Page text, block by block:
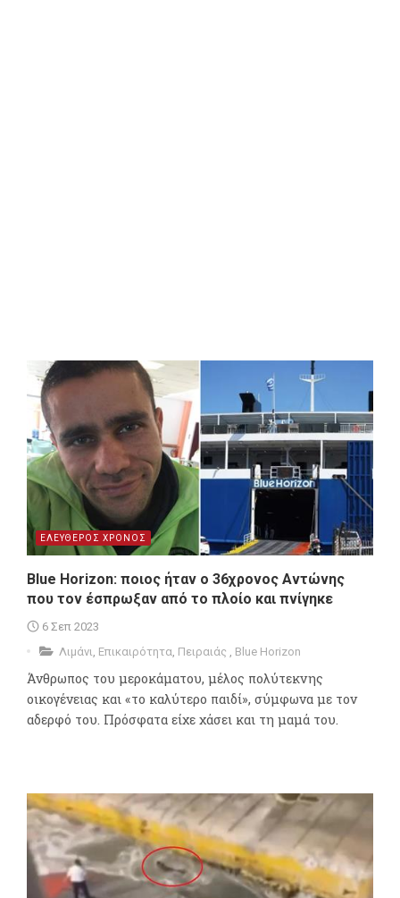
ΕΛΕΥΘΕΡΟΣ ΧΡΟΝΟΣ
Blue Horizon: ποιος ήταν ο 36χρονος Αντώνης
που τον έσπρωξαν από το πλοίο και πνίγηκε
6 Σεπ 2023
Λιμάνι, Επικαιρότητα, Πειραιάς , Blue Horizon
Άνθρωπος του μεροκάματου, μέλος πολύτεκνης
οικογένειας και «το καλύτερο παιδί», σύμφωνα με τον
αδερφό του. Πρόσφατα είχε χάσει και τη μαμά του.